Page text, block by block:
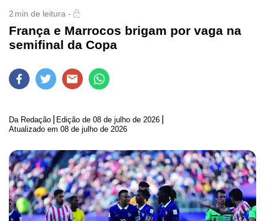
2 min de leitura -
França e Marrocos brigam por vaga na
semifinal da Copa
Da Redação Edição de 08 de julho de 2026
Atualizado em 08 de julho de 2026